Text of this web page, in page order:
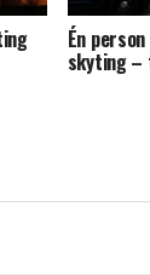
Én
skyting –